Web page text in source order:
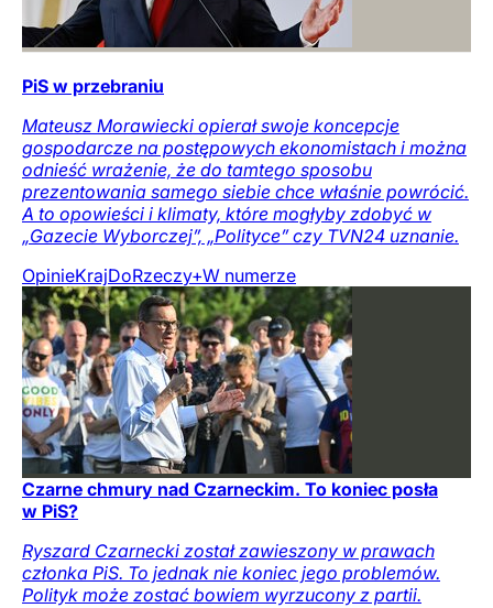
PiS w przebraniu
Mateusz Morawiecki opierał swoje koncepcje
gospodarcze na postępowych ekonomistach i można
odnieść wrażenie, że do tamtego sposobu
prezentowania samego siebie chce właśnie powrócić.
A to opowieści i klimaty, które mogłyby zdobyć w
„Gazecie Wyborczej”, „Polityce” czy TVN24 uznanie.
OpinieKrajDoRzeczy+W numerze
Czarne chmury nad Czarneckim. To koniec posła
w PiS?
Ryszard Czarnecki został zawieszony w prawach
członka PiS. To jednak nie koniec jego problemów.
Polityk może zostać bowiem wyrzucony z partii.